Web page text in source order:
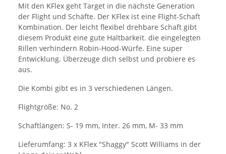
Mit den KFlex geht Target in die nächste Generation
der Flight und Schäfte. Der KFlex ist eine Flight-Schaft
Kombination. Der leicht flexibel drehbare Schaft gibt
diesem Produkt eine gute Haltbarkeit. die eingelegten
Rillen verhindern Robin-Hood-Würfe. Eine super
Entwicklung. Überzeuge dich selbst und probiere es
aus.
Die Kombi gibt es in 3 verschiedenen Längen.
Flightgröße: No. 2
Schaftlängen: S- 19 mm, Inter. 26 mm, M- 33 mm
Lieferumfang: 3 x KFlex "Shaggy" Scott Williams in der